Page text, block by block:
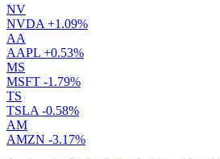
NV
NVDA +1.09%
AA
AAPL +0.53%
MS
MSFT -1.79%
TS
TSLA -0.58%
AM
AMZN -3.17%